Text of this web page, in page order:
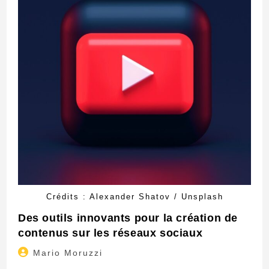
Crédits : Alexander Shatov / Unsplash
Des outils innovants pour la création de
contenus sur les réseaux sociaux
Auteur/autrice
Mario Moruzzi